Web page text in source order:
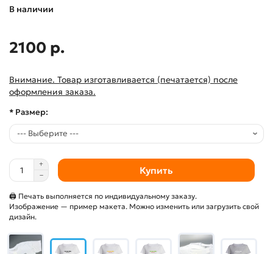
В наличии
2100 р.
Внимание. Товар изготавливается (печатается) после
оформления заказа.
* Размер:
Купить
🖨 Печать выполняется по индивидуальному заказу.
Изображение — пример макета. Можно изменить или загрузить свой
дизайн.